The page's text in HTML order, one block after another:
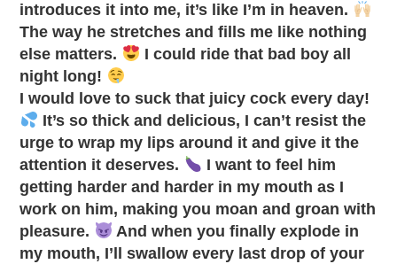
introduces it into me, it’s like I’m in heaven.
The way he stretches and fills me like nothing
else matters.
I could ride that bad boy all
night long!
I would love to suck that juicy cock every day!
It’s so thick and delicious, I can’t resist the
urge to wrap my lips around it and give it the
attention it deserves.
I want to feel him
getting harder and harder in my mouth as I
work on him, making you moan and groan with
pleasure.
And when you finally explode in
my mouth, I’ll swallow every last drop of your